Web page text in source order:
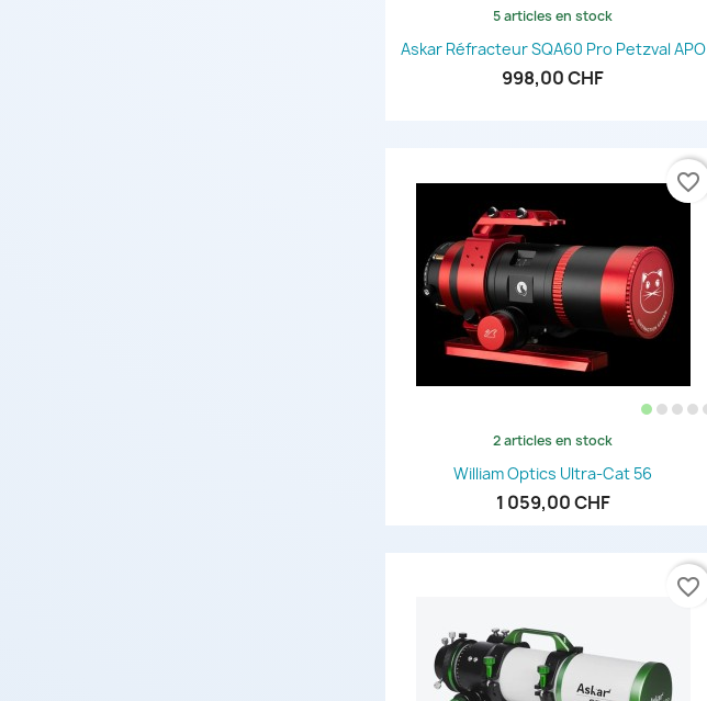
Aperçu rapide
5 articles en stock
Askar Réfracteur SQA60 Pro Petzval APO
998,00 CHF
Aperçu rapide
2 articles en stock
William Optics Ultra-Cat 56
1 059,00 CHF
favorite_border
favorite_border